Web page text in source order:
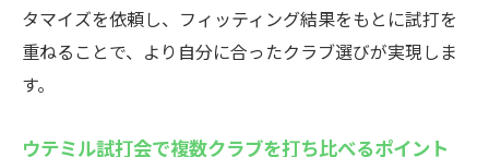
タマイズを依頼し、フィッティング結果をもとに試打を
重ねることで、より自分に合ったクラブ選びが実現しま
す。
ウテミル試打会で複数クラブを打ち比べるポイント